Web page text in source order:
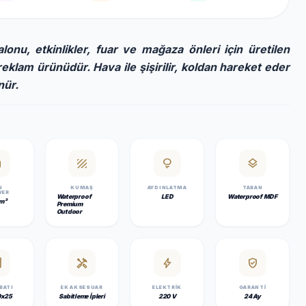
etkinlikler, fuar ve mağaza önleri için üretilen
ürünüdür. Hava ile şişirilir, koldan hareket eder
texture
KUMAŞ
Waterproof
Premium
Outdoor
lightbulb
AYDINLATMA
LED
layers
TABAN
Waterproof MDF
handyman
EK AKSESUAR
Sabitleme İpleri
bolt
ELEKTRIK
220 V
verified_user
GARANTI
24 Ay